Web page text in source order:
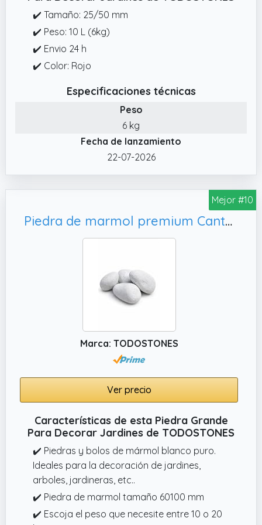
✔️ Tamaño: 25/50 mm
✔️ Peso: 10 L (6kg)
✔️ Envio 24 h
✔️ Color: Rojo
Especificaciones técnicas
Peso
6 kg
Fecha de lanzamiento
22-07-2026
Mejor #10
Piedra de marmol premium Canto rodado 60-100 mm Blanco Puro (10 kg)
Marca: TODOSTONES
Ver precio
Características de esta Piedra Grande
Para Decorar Jardines de TODOSTONES
✔️ Piedras y bolos de mármol blanco puro.
Ideales para la decoración de jardines,
arboles, jardineras, etc..
✔️ Piedra de marmol tamaño 60100 mm
✔️ Escoja el peso que necesite entre 10 o 20